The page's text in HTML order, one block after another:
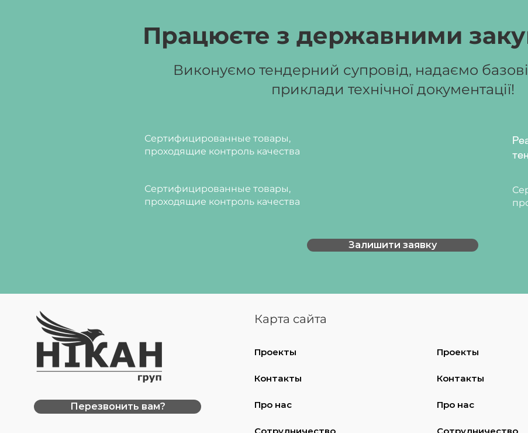
Працюєте з державними
Виконуємо тендерний супровід, надаємо базові
приклади технічної документації!
Сертифицированные товары,
проходящие контроль качества
Сертифицированные товары,
проходящие контроль качества
Залишити заявку
Перезвонить вам?
Карта сайта
Проекты
Контакты
Про нас
Проекты
Контакты
Про нас